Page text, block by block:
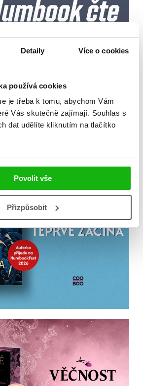
Detaily Více o cookies
používá cookies
je třeba k tomu, abychom Vám
Vás skutečně zajímají. Souhlas s
dat udělíte kliknutím na tlačítko
Povolit vše
Přizpůsobit